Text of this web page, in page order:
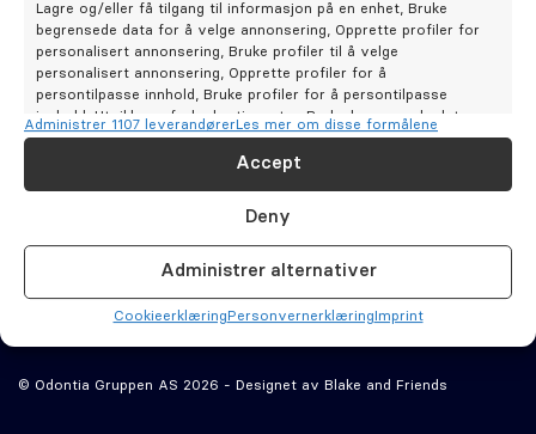
Lagre og/eller få tilgang til informasjon på en enhet, Bruke
begrensede data for å velge annonsering, Opprette profiler for
personalisert annonsering, Bruke profiler til å velge
personalisert annonsering, Opprette profiler for å
persontilpasse innhold, Bruke profiler for å persontilpasse
innhold, Utvikle og forbedre tjenester, Bruke begrensede data
for å velge innhold.
Funksjoner
basert på informasjon som overføres automatisk.
annonser og innhold.
Administrer 1107 leverandørerLes mer om disse formålene
Accept
Deny
Administrer alternativer
Cookie­erklæringPersonvernerklæringImprint
Spesialistsenter – Oslo Endodontisenter
Om oss
Om Odontia Tannlegene
Selge tannlegepraksis?
Kontakt oss
Odontia
Alltid ivaretatt
Kontakt oss
Tannklinikker
Tips og råd
Odontia Kompetanse
Våre klinikker
Cookie­erklæring (EU)
Personvernerklæring (EU)
Ansvars­fraskrivelse
Åpenhetsloven
Imprint
© Odontia Gruppen AS 2026 - Designet av Blake and Friends